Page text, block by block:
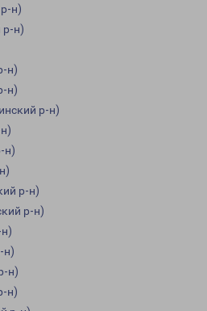
н)
р-н)
н)
н)
р-н)
н)
р-н)
р-н)
н)
н)
н)